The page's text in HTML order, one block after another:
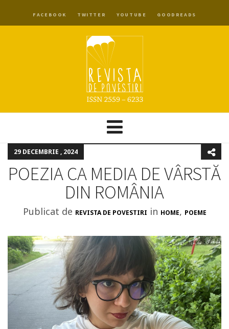
FACEBOOK TWITTER YOUTUBE GOODREADS
29 DECEMBRIE , 2024
POEZIA CA MEDIA DE VÂRSTĂ
DIN ROMÂNIA
Publicat de REVISTA DE POVESTIRI in HOME, POEME